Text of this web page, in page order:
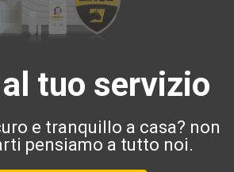
tuo servizio
e tranquillo a casa? non
pensiamo a tutto noi.